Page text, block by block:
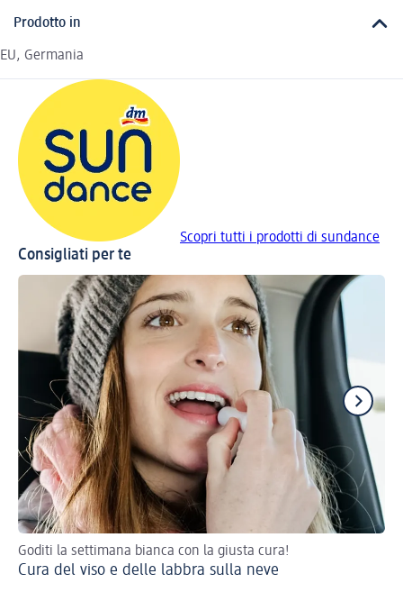
Prodotto in
EU, Germania
Scopri tutti i prodotti di sundance
Consigliati per te
Goditi la settimana bianca con la giusta cura!
Cura del viso e delle labbra sulla neve